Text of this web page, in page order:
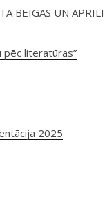
BEIGĀS UN APRĪLĪ
pēc literatūras”
2025